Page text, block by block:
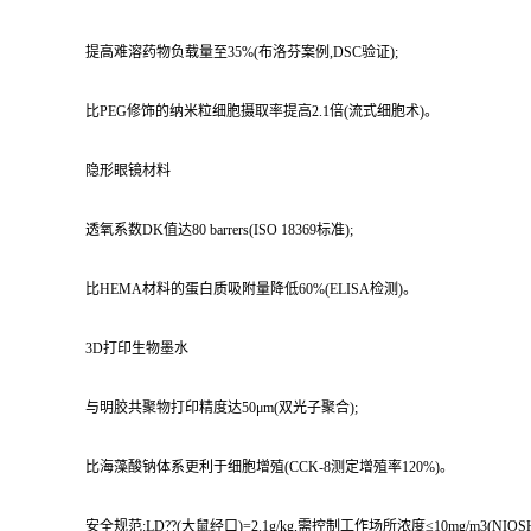
提高难溶药物负载量至35%(布洛芬案例,DSC验证);
比PEG修饰的纳米粒细胞摄取率提高2.1倍(流式细胞术)。
隐形眼镜材料
透氧系数DK值达80 barrers(ISO 18369标准);
比HEMA材料的蛋白质吸附量降低60%(ELISA检测)。
3D打印生物墨水
与明胶共聚物打印精度达50μm(双光子聚合);
比海藻酸钠体系更利于细胞增殖(CCK-8测定增殖率120%)。
安全规范:LD??(大鼠经口)=2.1g/kg,需控制工作场所浓度≤10mg/